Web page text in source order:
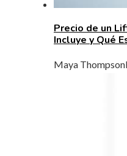
Precio de un
Incluye y Qué
Maya Thompson